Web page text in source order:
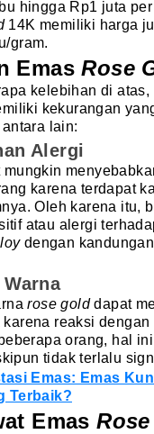
hingga Rp1 juta
14K memiliki harga
gram.
EmasRose
kelebihan di atas,
kekurangan
lain:
Alergi
karena terdapat
Oleh karena itu,
atau alergi
dengan
rose golddapat
reaksi dengan
orang, hal
tidak terlalu
Emas: Emas
Terbaik?
Emas